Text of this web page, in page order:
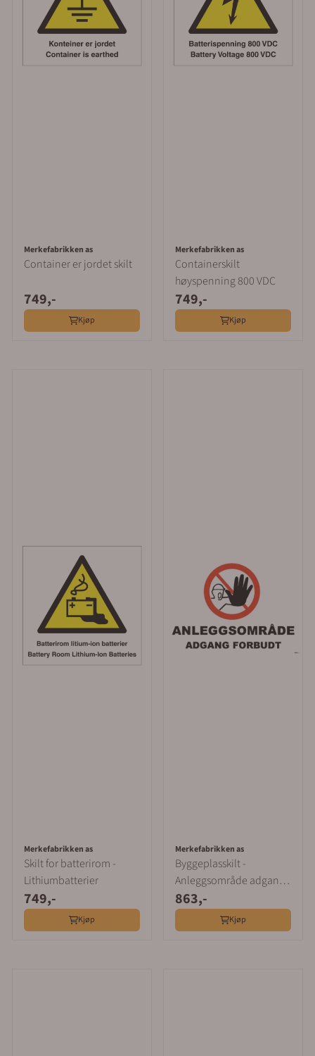
Merkefabrikken as
Container er jordet skilt
749,-
Kjøp
Merkefabrikken as
Containerskilt
høyspenning 800 VDC
749,-
Kjøp
Merkefabrikken as
Skilt for batterirom -
Lithiumbatterier
749,-
Kjøp
Merkefabrikken as
Byggeplasskilt -
Anleggsområde adgang
forbudt 500x700mm
863,-
Kjøp